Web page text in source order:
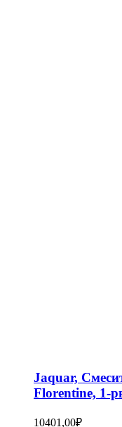
Jaquar,
Florentine, 1-
10401,00₽